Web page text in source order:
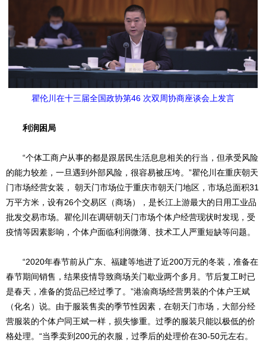
瞿伦川在十三届全国政协第46 次双周协商座谈会上发言
利润困局
“个体工商户从事的都是跟居民生活息息相关的行当，但承受风险
的能力较差，一旦遇到外部风险，很容易被压垮。”瞿伦川在重庆朝天
门市场经营女装， 朝天门市场位于重庆市朝天门地区，市场总面积31
万平方米，设有26个交易区（商场），是长江上游最大的日用工业品
批发交易市场。瞿伦川在调研朝天门市场个体户经营现状时发现，受
疫情等因素影响，个体户面临利润微薄、技术工人严重短缺等问题。
“2020年春节前从广东、福建等地进了近200万元的冬装，准备在
春节期间销售，结果疫情导致商场关门歇业两个多月。节后复工时已
是春天，准备的货品已经过季了。”港渝商场经营男装的个体户王斌
（化名）说。由于服装售卖的季节性因素，在朝天门市场，大部分经
营服装的个体户同王斌一样，损失惨重。过季的服装只能以极低的价
格处理。“当季卖到200元的衣服，过季后的处理价在30-50元左右。